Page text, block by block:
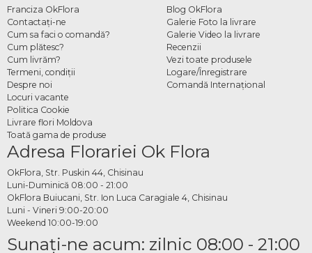
Franciza OkFlora
Contactaţi-ne
Cum sa faci o comandă?
Cum plătesc?
Cum livrăm?
Termeni, condiţii
Despre noi
Locuri vacante
Politica Cookie
Livrare flori Moldova
Toată gama de produse
Blog OkFlora
Galerie Foto la livrare
Galerie Video la livrare
Recenzii
Vezi toate produsele
Logare/Înregistrare
Comandă Internațional
Adresa Florariei Ok Flora
OkFlora, Str. Puskin 44, Chisinau
Luni-Duminică 08:00 - 21:00
OkFlora Buiucani, Str. Ion Luca Caragiale 4, Chisinau
Luni - Vineri 9:00-20:00
Weekend 10:00-19:00
Sunaţi-ne acum: zilnic 08:00 - 21:00